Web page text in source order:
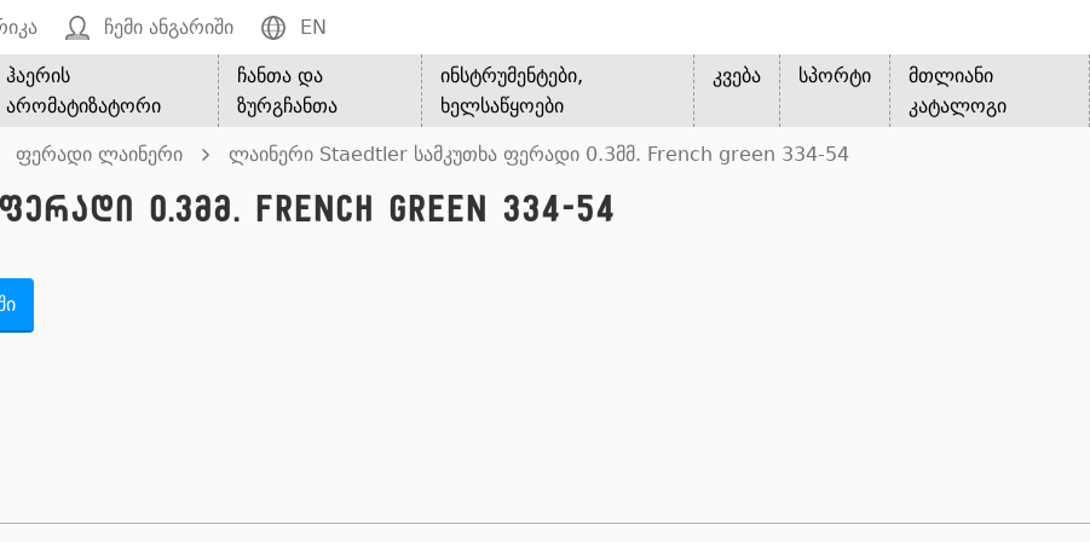
ჩემი ანგარიში EN
ჰაერის
არომატიზატორი
ჩანთა და
ზურგჩანთა
ინსტრუმენტები,
ხელსაწყოები
კვება სპორტი
მთლიანი
კატალოგი
ფერადი ლაინერი ლაინერი Staedtler სამკუთხა ფერადი 0.3მმ. French green 334-54
0.3მმ. French green 334-54